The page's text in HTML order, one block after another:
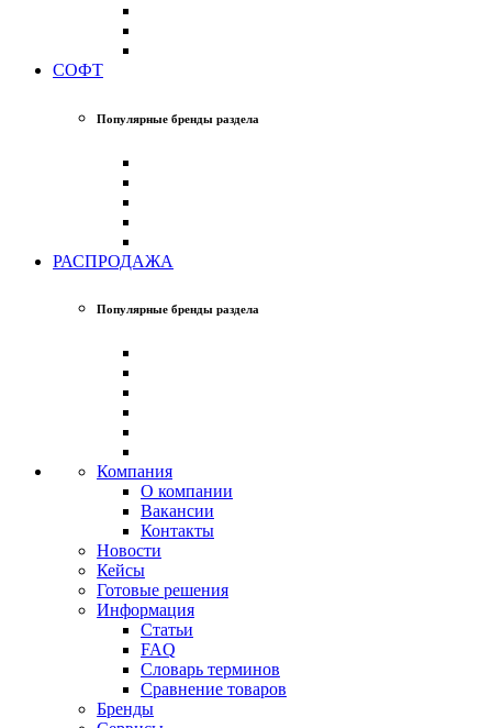
СОФТ
Популярные бренды раздела
РАСПРОДАЖА
Популярные бренды раздела
Компания
О компании
Вакансии
Контакты
Новости
Кейсы
Готовые решения
Информация
Статьи
FAQ
Словарь терминов
Сравнение товаров
Бренды